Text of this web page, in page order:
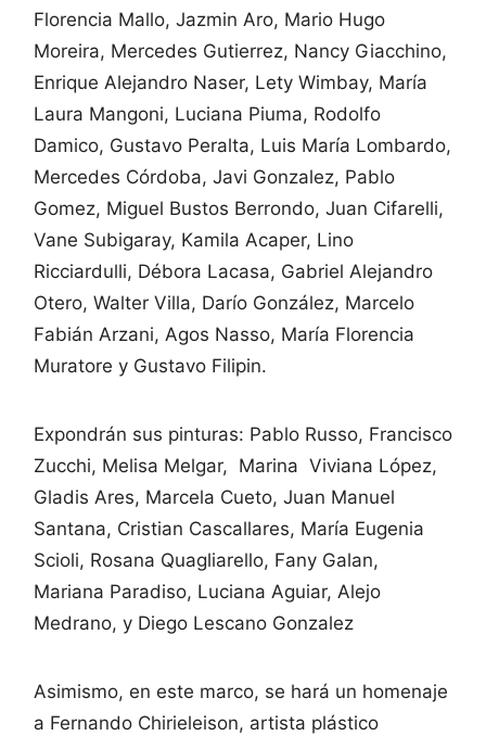
Florencia Mallo, Jazmin Aro, Mario Hugo
Moreira, Mercedes Gutierrez, Nancy Giacchino,
Enrique Alejandro Naser, Lety Wimbay, María
Laura Mangoni, Luciana Piuma, Rodolfo
Damico, Gustavo Peralta, Luis María Lombardo,
Mercedes Córdoba, Javi Gonzalez, Pablo
Gomez, Miguel Bustos Berrondo, Juan Cifarelli,
Vane Subigaray, Kamila Acaper, Lino
Ricciardulli, Débora Lacasa, Gabriel Alejandro
Otero, Walter Villa, Darío González, Marcelo
Fabián Arzani, Agos Nasso, María Florencia
Muratore y Gustavo Filipin.
Expondrán sus pinturas: Pablo Russo, Francisco
Zucchi, Melisa Melgar, Marina Viviana López,
Gladis Ares, Marcela Cueto, Juan Manuel
Santana, Cristian Cascallares, María Eugenia
Scioli, Rosana Quagliarello, Fany Galan,
Mariana Paradiso, Luciana Aguiar, Alejo
Medrano, y Diego Lescano Gonzalez
Asimismo, en este marco, se hará un homenaje
a Fernando Chirieleison, artista plástico